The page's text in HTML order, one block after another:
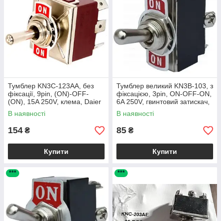
Тумблер KN3C-123AA, без
фіксації, 9pin, (ON)-OFF-
(ON), 15A 250V, клема, Daier
KN3C-123AA
В наявності
154 ₴
Купити
Тумблер великий KN3B-103, з
фіксацією, 3pin, ON-OFF-ON,
6A 250V, гвинтовий затискач,
Daier KN3B-103
В наявності
85 ₴
Купити
*** ***